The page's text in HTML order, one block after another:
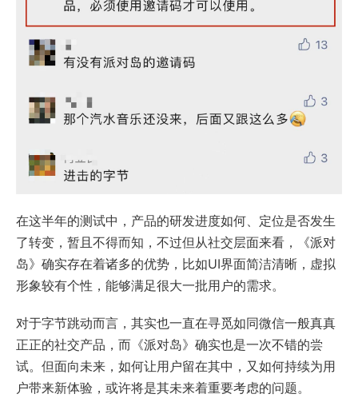
在这半年的测试中，产品的研发进度如何、定位是否发生
了转变，暂且不得而知，不过但从社交层面来看，《派对
岛》确实存在着诸多的优势，比如UI界面简洁清晰，虚拟
形象较有个性，能够满足很大一批用户的需求。
对于字节跳动而言，其实也一直在寻觅如同微信一般真真
正正的社交产品，而《派对岛》确实也是一次不错的尝
试。但面向未来，如何让用户留在其中，又如何持续为用
户带来新体验，或许将是其未来着重要考虑的问题。